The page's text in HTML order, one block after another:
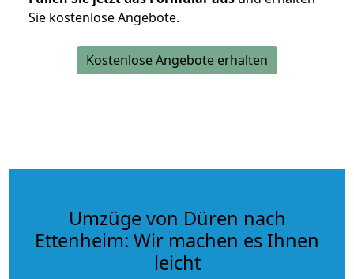
Sie kostenlose Angebote.
Kostenlose Angebote erhalten
Umzüge von Düren nach
Ettenheim: Wir machen es Ihnen
leicht